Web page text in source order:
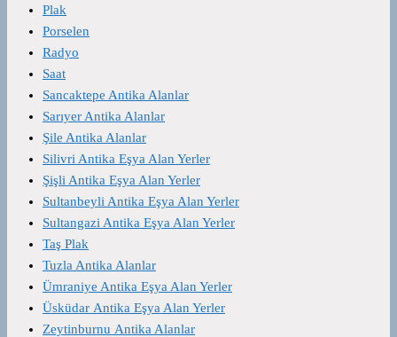
Plak
Porselen
Radyo
Saat
Sancaktepe Antika Alanlar
Sarıyer Antika Alanlar
Şile Antika Alanlar
Silivri Antika Eşya Alan Yerler
Şişli Antika Eşya Alan Yerler
Sultanbeyli Antika Eşya Alan Yerler
Sultangazi Antika Eşya Alan Yerler
Taş Plak
Tuzla Antika Alanlar
Ümraniye Antika Eşya Alan Yerler
Üsküdar Antika Eşya Alan Yerler
Zeytinburnu Antika Alanlar